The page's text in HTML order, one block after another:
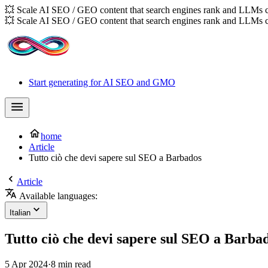
💥 Scale AI SEO / GEO content that search engines rank and LLMs
💥 Scale AI SEO / GEO content that search engines rank and LLMs
Start generating for AI SEO and GMO
home
Article
Tutto ciò che devi sapere sul SEO a Barbados
Article
Available languages:
Italian
Tutto ciò che devi sapere sul SEO a
5 Apr 2024·8 min read